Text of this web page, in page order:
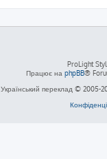
ProLight
Працює на phpBB®
Український переклад © 2005-